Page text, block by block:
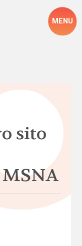
MENU
sito